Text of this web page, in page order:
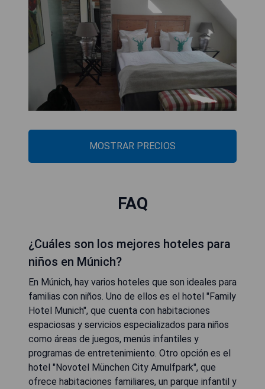
MOSTRAR PRECIOS
FAQ
¿Cuáles son los mejores hoteles para
niños en Múnich?
En Múnich, hay varios hoteles que son ideales para
familias con niños. Uno de ellos es el hotel "Family
Hotel Munich", que cuenta con habitaciones
espaciosas y servicios especializados para niños
como áreas de juegos, menús infantiles y
programas de entretenimiento. Otro opción es el
hotel "Novotel München City Arnulfpark", que
ofrece habitaciones familiares, un parque infantil y